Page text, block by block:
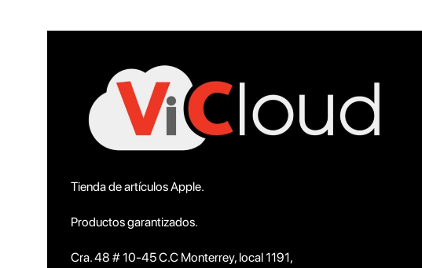
Tienda de artículos Apple.
Productos garantizados.
Cra. 48 # 10-45 C.C Monterrey, local 1191,